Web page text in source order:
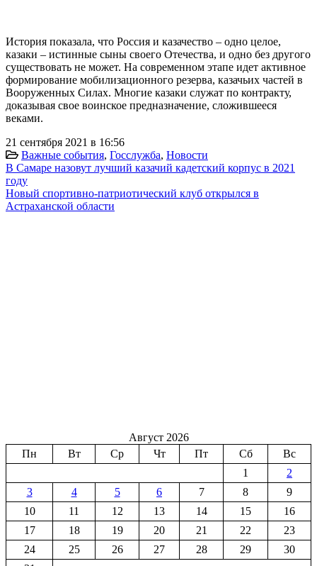
История показала, что Россия и казачество – одно целое,
казаки – истинные сыны своего Отечества, и одно без другого
существовать не может. На современном этапе идет активное
формирование мобилизационного резерва, казачьих частей в
Вооруженных Силах. Многие казаки служат по контракту,
доказывая свое воинское предназначение, сложившееся
веками.
21 сентября 2021 в 16:56
Важные события, Госслужба, Новости
В Самаре назовут лучший казачий кадетский корпус в 2021
году
Новый спортивно-патриотический клуб открылся в
Астраханской области
Август 2026
Пн
Вт Ср Чт Пт Сб
Вс
1
2
3
4 5 6 7 8
9
10
11 12 13 14 15
16
17
18 19 20 21 22
23
24
25 26 27 28 29
30